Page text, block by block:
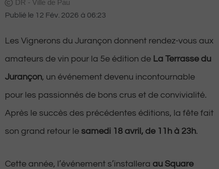
DR - Ville de Pau
Publié le 12 Fév. 2026 à 06:23
Les Vignerons du Jurançon donnent rendez-vous aux
amateurs de vin pour la 5e édition de La Terrasse du
Jurançon, un événement devenu incontournable
pour les passionnés de bons crus et de convivialité.
Après le succès des précédentes éditions, la fête fait
son grand retour le samedi 18 avril, de 11h à 23h.
Cette année, l’événement s’installera au Square